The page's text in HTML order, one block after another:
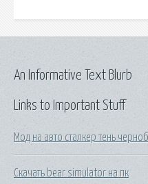
Links to Important Stuff
Мод на авто сталкер тень
Скачать bear simulator на пк
An Informative Text Blurb